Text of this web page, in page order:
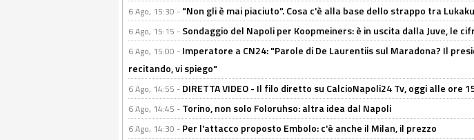
6 Ago, 15:30 - "Non gli è mai piaciuto". Cosa c'è alla base dello strappo tra
6 Ago, 15:15 - Sondaggio del Napoli per Koopmeiners: è in uscita dalla Juve, le
6 Ago, 15:00 - Imperatore a CN24: "Parole di De Laurentiis sul Maradona? Il
recitando, vi spiego"
6 Ago, 14:55 - DIRETTA VIDEO - Il filo diretto su CalcioNapoli24 Tv, oggi alle ore
6 Ago, 14:45 - Torino, non solo Foloruhso: altra idea dal Napoli
6 Ago, 14:30 - Per l'attacco proposto Embolo: c'è anche il Milan, il prezzo